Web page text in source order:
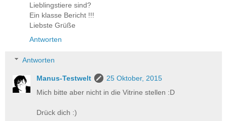
Lieblingstiere sind?
Ein klasse Bericht !!!
Liebste Grüße
Antworten
Antworten
Manus-Testwelt
25 Oktober, 2015
Mich bitte aber nicht in die Vitrine stellen :D
Drück dich :)